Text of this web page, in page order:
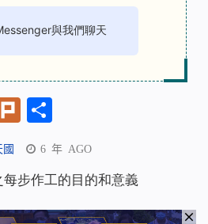
與我們聊天
Plurk
享
國 6 年 AGO
步作工的目的和意義